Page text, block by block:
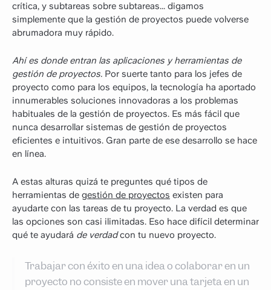
crítica, y subtareas sobre subtareas... digamos
simplemente que la gestión de proyectos puede volverse
abrumadora muy rápido.
Ahí es donde entran las aplicaciones y herramientas de
gestión de proyectos. Por suerte tanto para los jefes de
proyecto como para los equipos, la tecnología ha aportado
innumerables soluciones innovadoras a los problemas
habituales de la gestión de proyectos. Es más fácil que
nunca desarrollar sistemas de gestión de proyectos
eficientes e intuitivos. Gran parte de ese desarrollo se hace
en línea.
A estas alturas quizá te preguntes qué tipos de
herramientas de gestión de proyectos existen para
ayudarte con las tareas de tu proyecto. La verdad es que
las opciones son casi ilimitadas. Eso hace difícil determinar
qué te ayudará de verdadcon tu nuevo proyecto.‍
Trabajar con éxito en una idea o colaborar en un
proyecto no consiste en mover una tarjeta en un